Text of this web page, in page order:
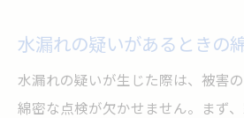
水漏れの疑いがあるときの
水漏れの疑いが生じた際は、被害
綿密な点検が欠かせません。まず